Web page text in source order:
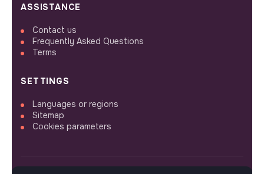
ASSISTANCE
Contact us
Frequently Asked Questions
Terms
SETTINGS
Languages or regions
Sitemap
Cookies parameters